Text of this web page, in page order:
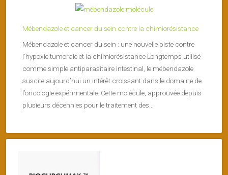
Mébendazole et cancer du sein contre la chimiorésistance
Mébendazole et cancer du sein : une nouvelle piste contre
l’hypoxie tumorale et la chimiorésistance Longtemps utilisé
comme simple antiparasitaire intestinal, le mébendazole
suscite aujourd’hui un intérêt croissant dans le domaine de
l’oncologie expérimentale. Cette molécule, approuvée depuis
plusieurs décennies pour le traitement des...